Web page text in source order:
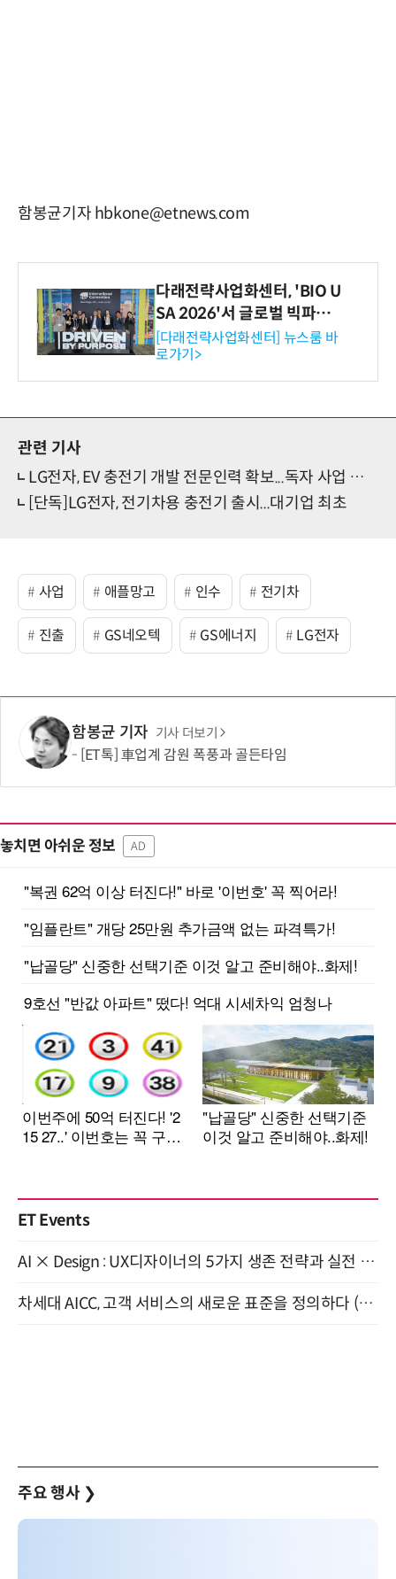
함봉균기자 hbkone@etnews.com
다래전략사업화센터, 'BIO U
SA 2026'서 글로벌 빅파마
와의 비즈니스 미팅 지원…K
-바이오 해외 진출 교두보 확
보
[다래전략사업화센터] 뉴스룸 바
로가기>
관련 기사
LG전자, EV 충전기 개발 전문인력 확보...독자 사업 추진 전망
[단독]LG전자, 전기차용 충전기 출시...대기업 최초
사업 애플망고 인수 전기차
진출 GS네오텍 GS에너지 LG전자
함봉균 기자 기사 더보기
[ET톡] 車업계 감원 폭풍과 골든타임
놓치면 아쉬운 정보 AD
ET Events
AI × Design : UX디자이너의 5가지 생존 전략과 실전 대응 8월 28일 개최
차세대 AICC, 고객 서비스의 새로운 표준을 정의하다 (9/9)
주요 행사 ❯